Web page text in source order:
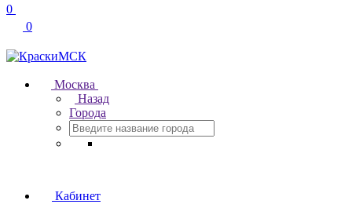
0
0
Москва
Назад
Города
Кабинет